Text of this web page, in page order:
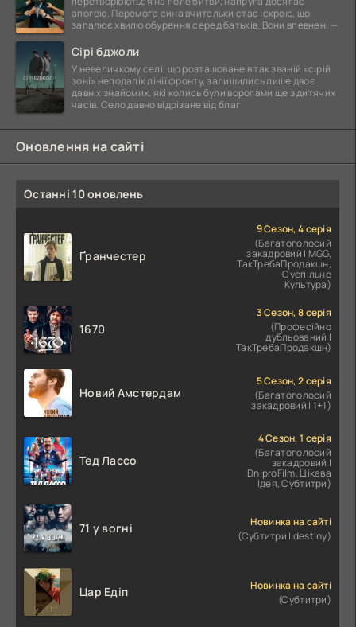
апогею. Перемога сина вчительки стає іскрою, що
запалює хвилю обурення серед батьків. Вони впевнені —
Сірі бджоли
У невеличкому селі, що розташоване в так званій «сірій
зоні» неподалік лінії фронту, залишились лише двоє
давніх знайомих, які колись були ворогами ще з дитячих
часів. Село давно відрізане від благ
Оновлення на сайті
Останні 10 оновлень
Ґранчестер
9 Сезон, 4 серія
(Багатоголосий
закадровий | MGG,
ТакТребаПродакшн,
Суспільне
Культура)
1670
3 Сезон, 8 серія
(Професійно
дубльований |
ТакТребаПродакшн)
Новий Амстердам
5 Сезон, 2 серія
(Багатоголосий
закадровий | 1+1)
Тед Лассо
4 Сезон, 1 серія
(Багатоголосий
закадровий |
DniproFilm, Цікава
Ідея, Субтитри)
71 у вогні
Новинка на сайті
(Субтитри | destiny)
Цар Едіп
Новинка на сайті
(Субтитри)